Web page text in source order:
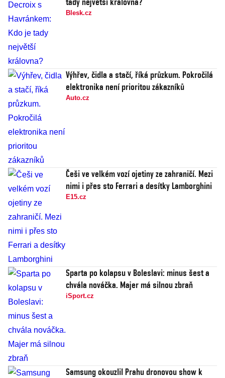
Blesk.cz
Výhřev, čidla a stačí, říká průzkum. Pokročilá
elektronika není prioritou zákazníků
Auto.cz
Češi ve velkém vozí ojetiny ze zahraničí. Mezi
nimi i přes sto Ferrari a desítky Lamborghini
E15.cz
Sparta po kolapsu v Boleslavi: minus šest a
chvála nováčka. Majer má silnou zbraň
iSport.cz
Samsung okouzlil Prahu dronovou show k